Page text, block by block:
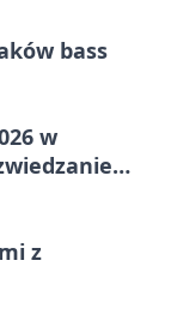
bass
w
z